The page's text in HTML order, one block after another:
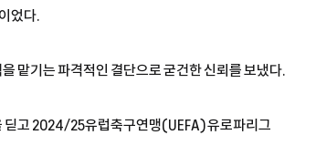
었다.
맡기는 파격적인 결단으로 굳건한 신뢰를 보냈다.
딛고 2024/25유럽축구연맹(UEFA) 유로파리그